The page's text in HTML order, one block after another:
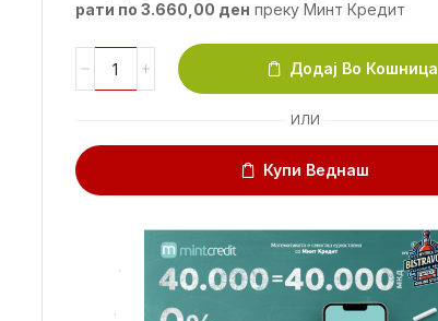
рати по3.660,00 ден преку Минт Кредит
Додај Во Кошница
ИЛИ
Купи Веднаш
.
.